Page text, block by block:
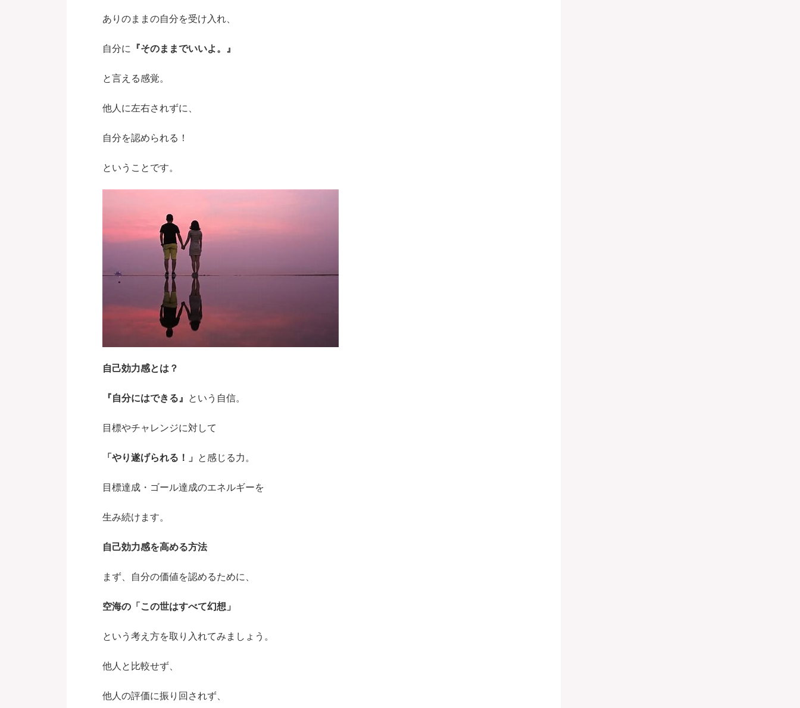
ありのままの自分を受け入れ、
自分に 『そのままでいいよ。』
と言える感覚。
他人に左右されずに、
自分を認められる！
ということです。
自己効力感とは？
『自分にはできる』 という自信。
目標やチャレンジに対して
「やり遂げられる！」 と感じる力。
目標達成・ゴール達成のエネルギーを
生み続けます。
自己効力感を高める方法
まず、自分の価値を認めるために、
空海の「この世はすべて幻想」
という考え方を取り入れてみましょう。
他人と比較せず、
他人の評価に振り回されず、